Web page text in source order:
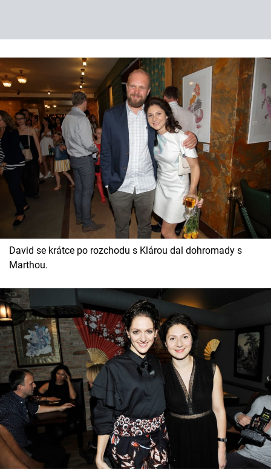
David se krátce po rozchodu s Klárou dal dohromady s
Marthou.